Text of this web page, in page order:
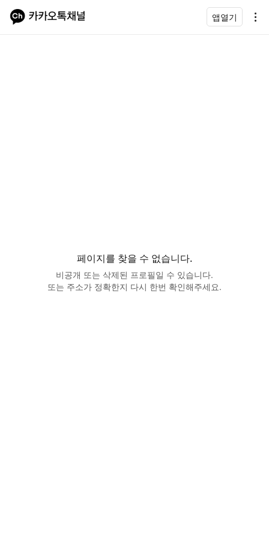
앱열기
페이지를 찾을 수 없습니다.
비공개 또는 삭제된 프로필일 수 있습니다.
또는 주소가 정확한지 다시 한번 확인해주세요.